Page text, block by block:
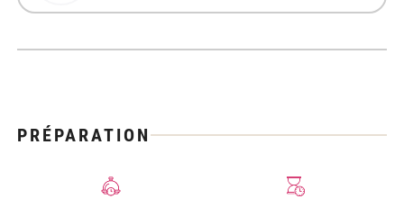
PRÉPARATION